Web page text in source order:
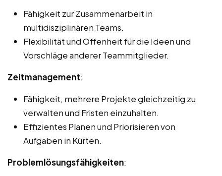
Fähigkeit zur Zusammenarbeit in
multidisziplinären Teams.
Flexibilität und Offenheit für die Ideen und
Vorschläge anderer Teammitglieder.
Zeitmanagement:
Fähigkeit, mehrere Projekte gleichzeitig zu
verwalten und Fristen einzuhalten.
Effizientes Planen und Priorisieren von
Aufgaben in Kürten.
Problemlösungsfähigkeiten: